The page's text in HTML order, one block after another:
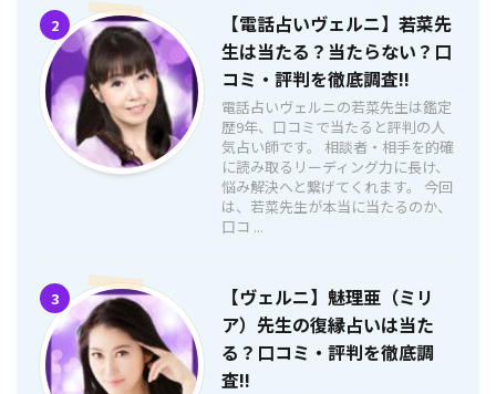
2
【電話占いヴェルニ】若菜先
生は当たる？当たらない？口
コミ・評判を徹底調査!!
電話占いヴェルニの若菜先生は鑑定
歴9年、口コミで当たると評判の人
気占い師です。 相談者・相手を的確
に読み取るリーディング力に長け、
悩み解決へと繋げてくれます。 今回
は、若菜先生が本当に当たるのか、
口コ ...
3
【ヴェルニ】魅理亜（ミリ
ア）先生の復縁占いは当た
る？口コミ・評判を徹底調
査!!